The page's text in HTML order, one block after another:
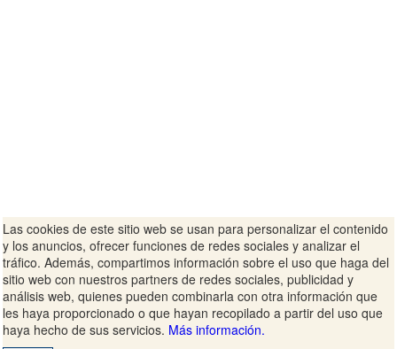
Las cookies de este sitio web se usan para personalizar el contenido
y los anuncios, ofrecer funciones de redes sociales y analizar el
tráfico. Además, compartimos información sobre el uso que haga del
sitio web con nuestros partners de redes sociales, publicidad y
análisis web, quienes pueden combinarla con otra información que
les haya proporcionado o que hayan recopilado a partir del uso que
haya hecho de sus servicios. Más información.